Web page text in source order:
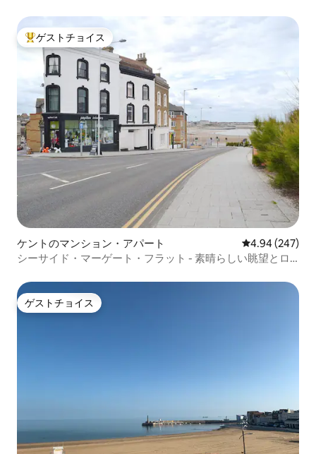
大好評のゲストチョイスです。
ゲストチョイス
ケントのマンション・アパート レビュー247
4.94 (247)
シーサイド・マーゲート・フラット - 素晴らしい眺望とロ
ゲストチョイス
ゲストチョイス